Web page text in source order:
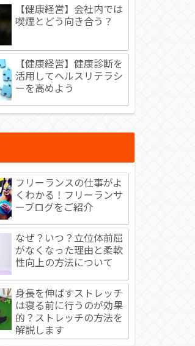
【健康経営】会社内では
喫煙とどう向き合う？
【健康経営】健康診断を
活用してヘルスリテラシ
ーを高めよう
フリーランスの仕事がよ
くわかる！フリーランサ
ーブログをご紹介
なぜ？いつ？立位体前屈
がなくなった理由と柔軟
性向上の方法について
身長を伸ばすストレッチ
は寝る前に行うのが効果
的？ストレッチの方法を
解説します